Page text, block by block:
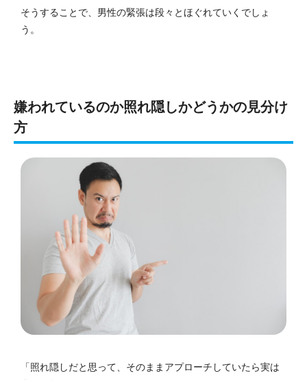
そうすることで、男性の緊張は段々とほぐれていくでしょ
う。
嫌われているのか照れ隠しかどうかの見分け
方
「照れ隠しだと思って、そのままアプローチしていたら実は